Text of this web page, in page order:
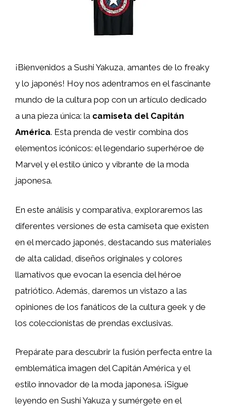
¡Bienvenidos a Sushi Yakuza, amantes de lo freaky
y lo japonés! Hoy nos adentramos en el fascinante
mundo de la cultura pop con un artículo dedicado
a una pieza única: la camiseta del Capitán
América. Esta prenda de vestir combina dos
elementos icónicos: el legendario superhéroe de
Marvel y el estilo único y vibrante de la moda
japonesa.
En este análisis y comparativa, exploraremos las
diferentes versiones de esta camiseta que existen
en el mercado japonés, destacando sus materiales
de alta calidad, diseños originales y colores
llamativos que evocan la esencia del héroe
patriótico. Además, daremos un vistazo a las
opiniones de los fanáticos de la cultura geek y de
los coleccionistas de prendas exclusivas.
Prepárate para descubrir la fusión perfecta entre la
emblemática imagen del Capitán América y el
estilo innovador de la moda japonesa. ¡Sigue
leyendo en Sushi Yakuza y sumérgete en el